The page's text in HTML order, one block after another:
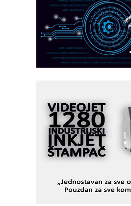
CTO - Prilagodite svoju
obradu!
Razvoj asortimanskog
PLC AKYTEC
AUKOM: Svetski
dostupan u Srbiji
I.SAFE MOBILE
industrijsku
pionirskimmobile
Fleksibilno stezanje i
podešavanje u
KIP KOP – napredna
objekte
Alba d.o.o. – 35 godina